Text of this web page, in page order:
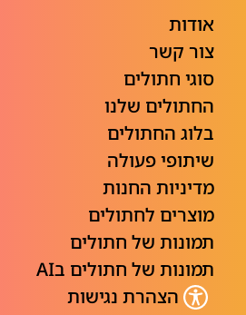
אודות
צור קשר
סוגי חתולים
החתולים שלנו
בלוג החתולים
שיתופי פעולה
מדיניות החנות
מוצרים לחתולים
תמונות של חתולים
תמונות של חתולים בAI
הצהרת נגישות